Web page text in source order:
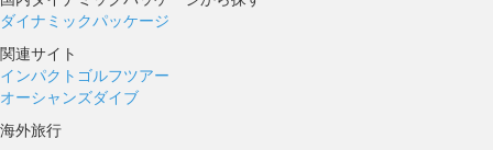
ダイナミックパッケージ
関連サイト
インパクトゴルフツアー
オーシャンズダイブ
海外旅行